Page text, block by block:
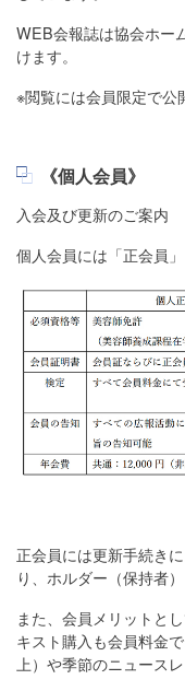
WEB会報誌は協会ホー
けます。
※閲覧には会員限定で公
《個人会員》
入会及び更新のご案内
個人会員には「正会員
正会員には更新手続き
り、ホルダー（保持者
また、会員メリットと
キスト購入も会員料金
上）や季節のニュース